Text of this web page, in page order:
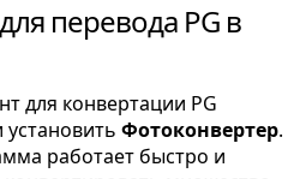
перевода PG в
для конвертации PG
установить Фотоконвертер.
работает быстро и